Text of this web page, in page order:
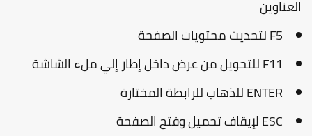
F11 للتحويل من عرض داخل إطار إلي ملء الشاشة
ENTER للذهاب للرابطة المختارة
ESC لإيقاف تحميل وفتح الصفحة